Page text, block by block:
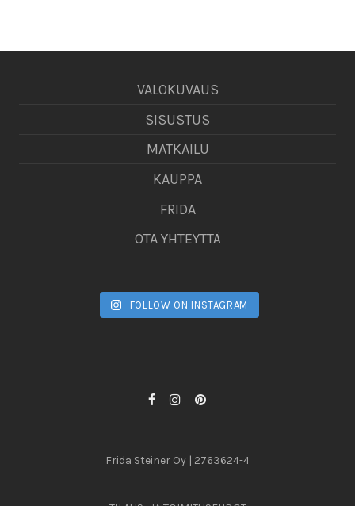
VALOKUVAUS
SISUSTUS
MATKAILU
KAUPPA
FRIDA
OTA YHTEYTTÄ
FOLLOW ON INSTAGRAM
Frida Steiner Oy | 2763624-4